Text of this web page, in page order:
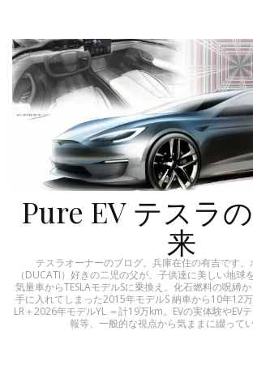
Pure EV テスラ
来
テスラオーナーのブログ。兵庫在住の有吉です。
（DUCATI）好きの二児の父が、子供達に美しい地球
気量車からTESLAモデルSに乗換え。化石燃料の呪縛
手に入れてしまった2015年モデルS 納車から10年12
LR＋2026年モデルYL ＝計19万km。EVの実体験やEV
報等、一般的な視点から気ままに綴ってい